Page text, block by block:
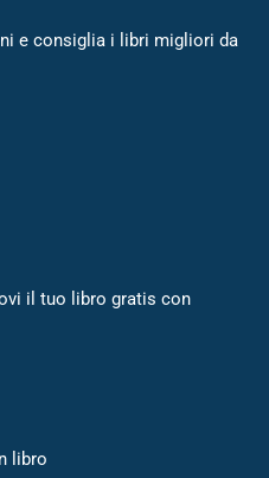
e consiglia i libri migliori da
il tuo libro gratis con
libro